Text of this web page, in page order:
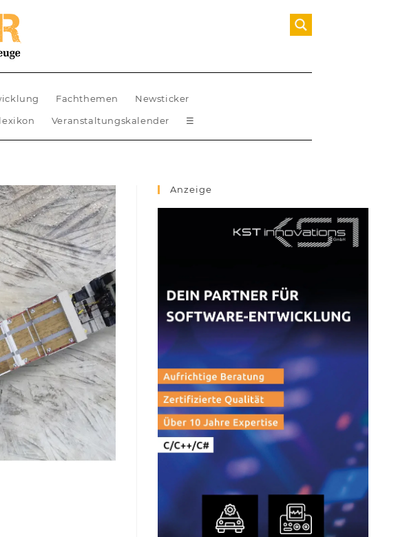
Fachthemen
Newsticker
Veranstaltungskalender ☰
Anzeige